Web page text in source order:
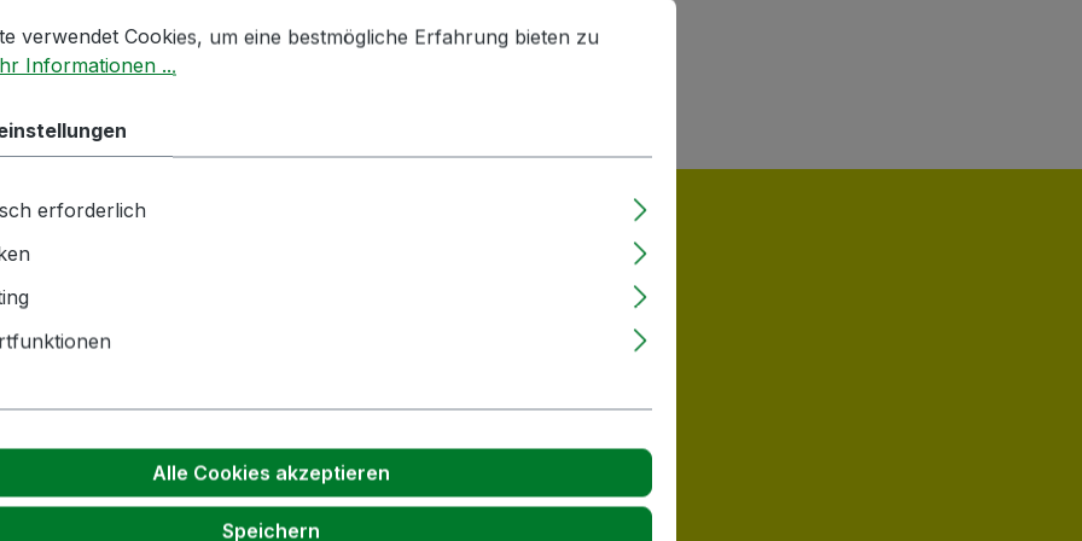
GmbH | Zementwerk 3 |
| info(at)bockmeyer.de
angesehen
Cookies, um eine bestmögliche Erfahrung bieten zu können.
Mehr Informationen ...
verwendet Cookies, um eine bestmögliche Erfahrung bieten zu
Informationen ...
erforderlich
Alle Cookies akzeptieren
Speichern